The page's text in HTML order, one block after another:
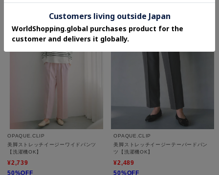
OPAQUE.CLIP
美脚ストレッチイージーワイドパンツ
【洗濯機OK】
¥2,739
50%OFF
OPAQUE.CLIP
美脚ストレッチイージーテーパードパン
ツ【洗濯機OK】
¥2,489
50%OFF